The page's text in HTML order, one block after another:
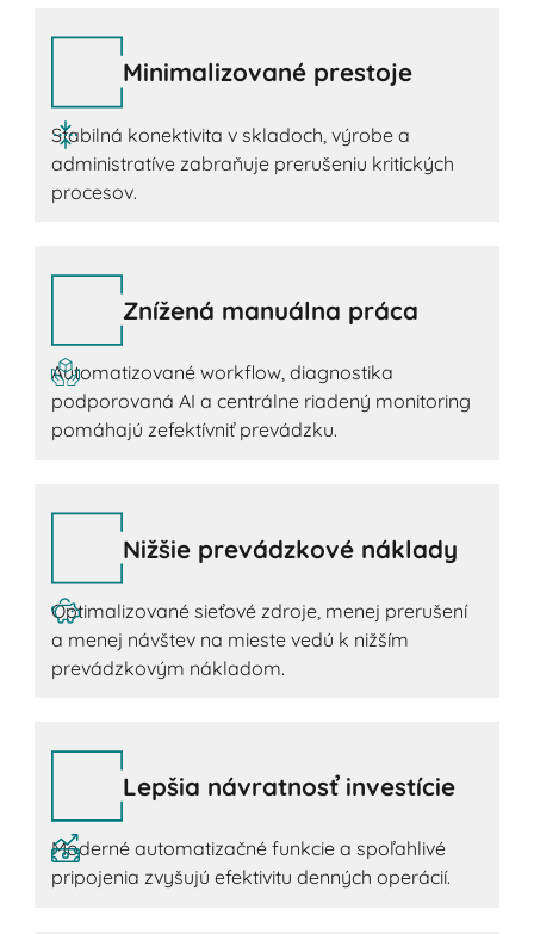
Minimalizované prestoje
Stabilná konektivita v skladoch, výrobe a
administratíve zabraňuje prerušeniu kritických
procesov.
Znížená manuálna práca
Automatizované workflow, diagnostika
podporovaná AI a centrálne riadený monitoring
pomáhajú zefektívniť prevádzku.
Nižšie prevádzkové náklady
Optimalizované sieťové zdroje, menej prerušení
a menej návštev na mieste vedú k nižším
prevádzkovým nákladom.
Lepšia návratnosť investície
Moderné automatizačné funkcie a spoľahlivé
pripojenia zvyšujú efektivitu denných operácií.